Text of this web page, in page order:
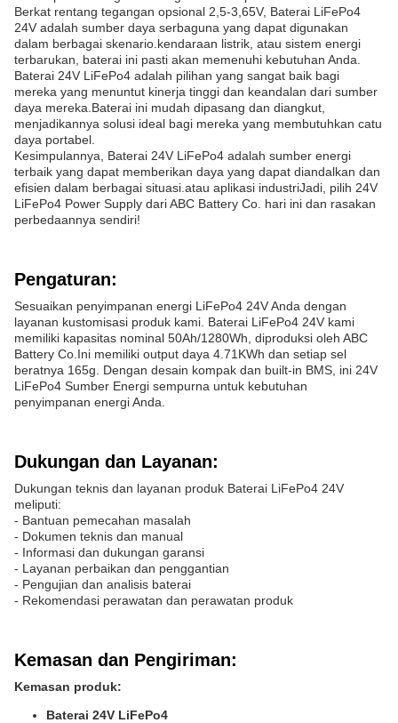
Berkat rentang tegangan opsional 2,5-3,65V, Baterai LiFePo4
24V adalah sumber daya serbaguna yang dapat digunakan
dalam berbagai skenario.kendaraan listrik, atau sistem energi
terbarukan, baterai ini pasti akan memenuhi kebutuhan Anda.
Baterai 24V LiFePo4 adalah pilihan yang sangat baik bagi
mereka yang menuntut kinerja tinggi dan keandalan dari sumber
daya mereka.Baterai ini mudah dipasang dan diangkut,
menjadikannya solusi ideal bagi mereka yang membutuhkan catu
daya portabel.
Kesimpulannya, Baterai 24V LiFePo4 adalah sumber energi
terbaik yang dapat memberikan daya yang dapat diandalkan dan
efisien dalam berbagai situasi.atau aplikasi industriJadi, pilih 24V
LiFePo4 Power Supply dari ABC Battery Co. hari ini dan rasakan
perbedaannya sendiri!
Pengaturan:
Sesuaikan penyimpanan energi LiFePo4 24V Anda dengan
layanan kustomisasi produk kami. Baterai LiFePo4 24V kami
memiliki kapasitas nominal 50Ah/1280Wh, diproduksi oleh ABC
Battery Co.Ini memiliki output daya 4.71KWh dan setiap sel
beratnya 165g. Dengan desain kompak dan built-in BMS, ini 24V
LiFePo4 Sumber Energi sempurna untuk kebutuhan
penyimpanan energi Anda.
Dukungan dan Layanan:
Dukungan teknis dan layanan produk Baterai LiFePo4 24V
meliputi:
- Bantuan pemecahan masalah
- Dokumen teknis dan manual
- Informasi dan dukungan garansi
- Layanan perbaikan dan penggantian
- Pengujian dan analisis baterai
- Rekomendasi perawatan dan perawatan produk
Kemasan dan Pengiriman:
Kemasan produk:
Baterai 24V LiFePo4